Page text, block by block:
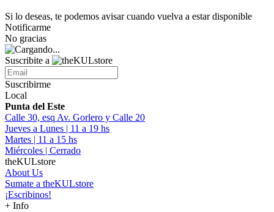
Si lo deseas, te podemos avisar cuando vuelva a estar disponible
Notificarme
No gracias
Suscribite a
Suscribirme
Local
Punta del Este
Calle 30, esq Av. Gorlero y Calle 20
Jueves a Lunes | 11 a 19 hs
Martes | 11 a 15 hs
Miércoles | Cerrado
theKULstore
About Us
Sumate a theKULstore
¡Escribinos!
+ Info